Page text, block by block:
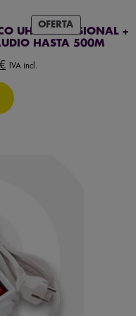
OFERTAPRODUCTO
EN
OFERTA
UHF PROFESIONAL +
HASTA 500M
precio
actual
es:
144,95€.